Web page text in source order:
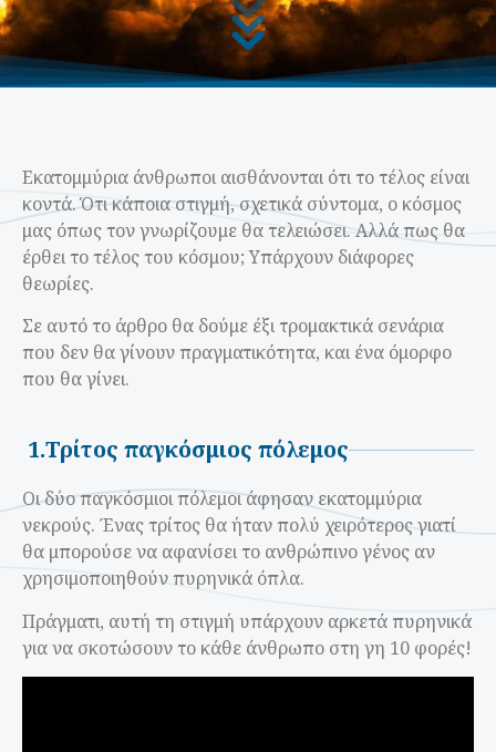
Εκατομμύρια άνθρωποι αισθάνονται ότι το τέλος είναι
κοντά. Ότι κάποια στιγμή, σχετικά σύντομα, ο κόσμος
μας όπως τον γνωρίζουμε θα τελειώσει. Αλλά πως θα
έρθει το τέλος του κόσμου; Υπάρχουν διάφορες
θεωρίες.
Σε αυτό το άρθρο θα δούμε έξι τρομακτικά σενάρια
που δεν θα γίνουν πραγματικότητα, και ένα όμορφο
που θα γίνει.
1.Τρίτος παγκόσμιος πόλεμος
Οι δύο παγκόσμιοι πόλεμοι άφησαν εκατομμύρια
νεκρούς. Ένας τρίτος θα ήταν πολύ χειρότερος γιατί
θα μπορούσε να αφανίσει το ανθρώπινο γένος αν
χρησιμοποιηθούν πυρηνικά όπλα.
Πράγματι, αυτή τη στιγμή υπάρχουν αρκετά πυρηνικά
για να σκοτώσουν το κάθε άνθρωπο στη γη 10 φορές!